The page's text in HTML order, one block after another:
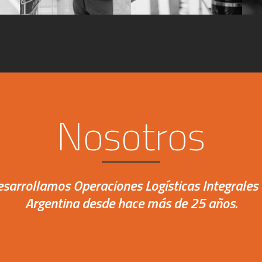
Nosotros
Operaciones Logísticas Integrales
Argentina desde hace más de 25 años.